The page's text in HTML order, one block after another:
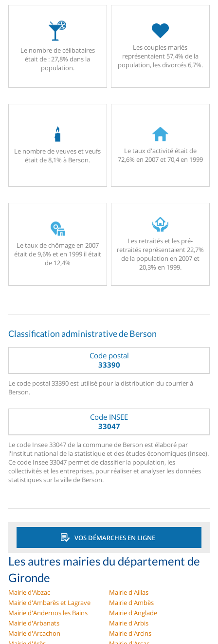
Le nombre de célibataires
était de : 27,8% dans la
population.
Les couples mariés
représentaient 57,4% de la
population, les divorcés 6,7%.
Le nombre de veuves et veufs
était de 8,1% à Berson.
Le taux d'activité était de
72,6% en 2007 et 70,4 en 1999
Le taux de chômage en 2007
était de 9,6% et en 1999 il était
de 12,4%
Les retraités et les pré-
retraités représentaient 22,7%
de la population en 2007 et
20,3% en 1999.
Classification administrative de Berson
Code postal
33390
Le code postal 33390 est utilisé pour la distribution du courrier à
Berson.
Code INSEE
33047
Le code Insee 33047 de la commune de Berson est élaboré par
l'Institut national de la statistique et des études économiques (Insee).
Ce code Insee 33047 permet de classifier la population, les
collectivités et les entreprises, pour réaliser et analyser les données
statistiques sur la ville de Berson.
VOS DÉMARCHES EN LIGNE
Les autres mairies du département de
Gironde
Mairie d'Abzac
Mairie d'Aillas
Mairie d'Ambarès et Lagrave
Mairie d'Ambès
Mairie d'Andernos les Bains
Mairie d'Anglade
Mairie d'Arbanats
Mairie d'Arbis
Mairie d'Arcachon
Mairie d'Arcins